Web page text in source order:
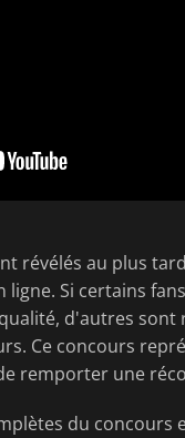
révélés au plus
Si certains
d'autres
Ce concours
remporter une
du concours